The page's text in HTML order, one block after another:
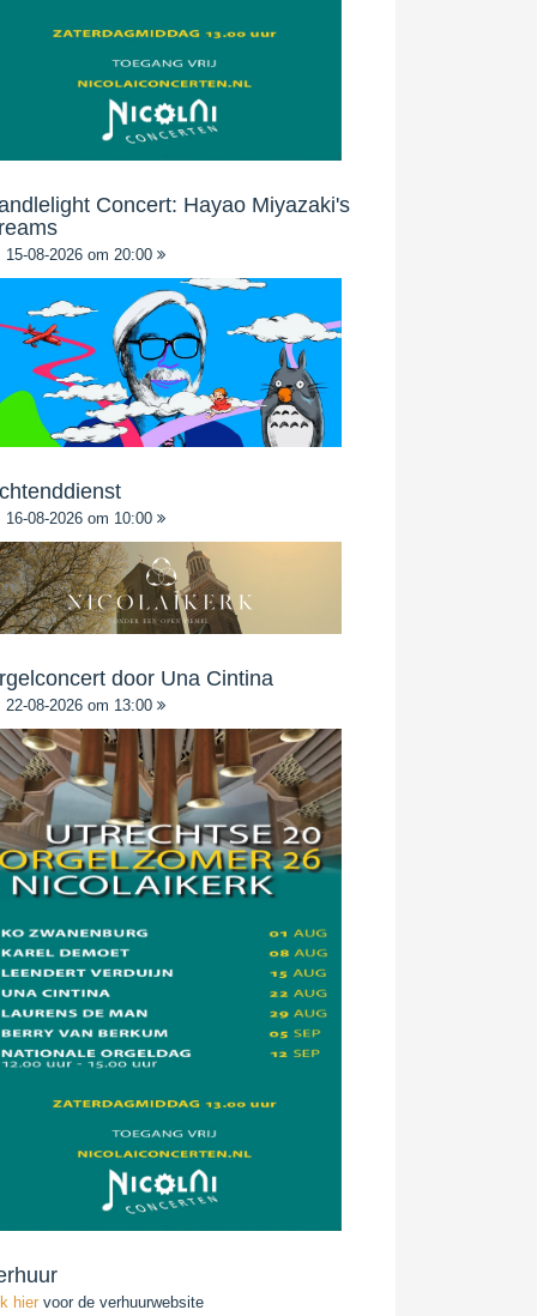
Concert: Hayao Miyazaki's
15-08-2026 om 20:00
16-08-2026 om 10:00
door Una Cintina
22-08-2026 om 13:00
hiervoor de verhuurwebsite